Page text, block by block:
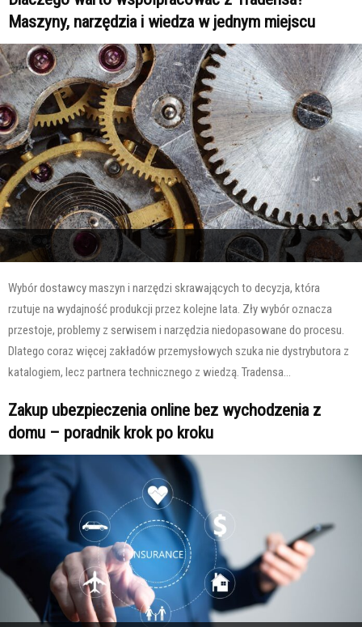
Maszyny, narzędzia i wiedza w jednym miejscu
Wybór dostawcy maszyn i narzędzi skrawających to decyzja, która
rzutuje na wydajność produkcji przez kolejne lata. Zły wybór oznacza
przestoje, problemy z serwisem i narzędzia niedopasowane do procesu.
Dlatego coraz więcej zakładów przemysłowych szuka nie dystrybutora z
katalogiem, lecz partnera technicznego z wiedzą. Tradensa...
Zakup ubezpieczenia online bez wychodzenia z
domu – poradnik krok po kroku